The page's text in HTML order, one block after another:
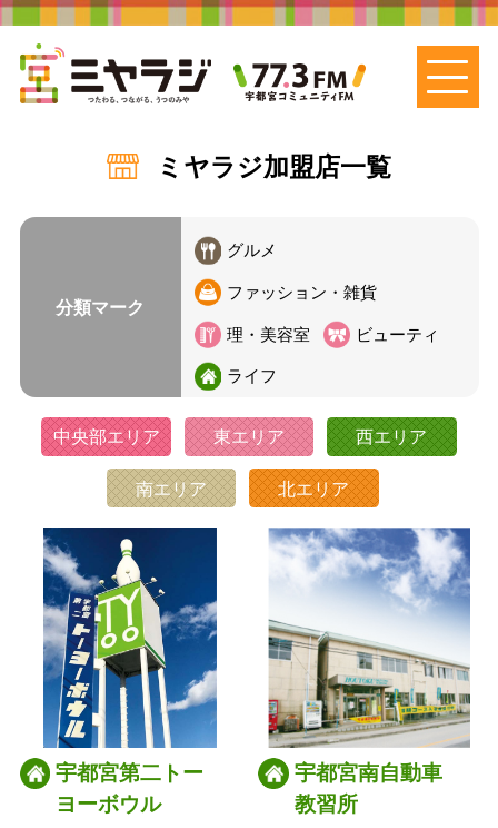
ミヤラジ加盟店一覧
分類マーク
グルメ
ファッション・雑貨
理・美容室 ビューティ
ライフ
中央部エリア 東エリア 西エリア
南エリア 北エリア
宇都宮第二トー
ヨーボウル
宇都宮南自動車
教習所